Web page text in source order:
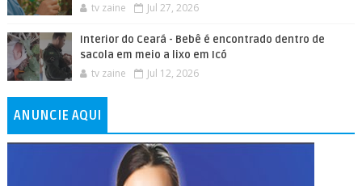
tv zaine Jul 27, 2026
Interior do Ceará - Bebê é encontrado dentro de
sacola em meio a lixo em Icó
tv zaine Jul 12, 2026
ANUNCIE AQUI